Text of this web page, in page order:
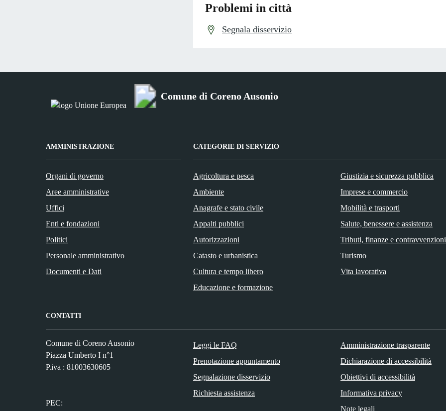
Problemi in città
Segnala disservizio
Comune di Coreno Ausonio
AMMINISTRAZIONE
Organi di governo
Aree amministrative
Uffici
Enti e fondazioni
Politici
Personale amministrativo
Documenti e Dati
CATEGORIE DI SERVIZIO
Agricoltura e pesca
Ambiente
Anagrafe e stato civile
Appalti pubblici
Autorizzazioni
Catasto e urbanistica
Cultura e tempo libero
Educazione e formazione
Giustizia e sicurezza pubblica
Imprese e commercio
Mobilità e trasporti
Salute, benessere e assistenza
Tributi, finanze e contravvenzioni
Turismo
Vita lavorativa
CONTATTI
Comune di Coreno Ausonio
Piazza Umberto I n°1
P.iva : 81003630605
PEC:
Leggi le FAQ
Prenotazione appuntamento
Segnalazione disservizio
Richiesta assistenza
Amministrazione trasparente
Dichiarazione di accessibilità
Obiettivi di accessibilità
Informativa privacy
Note legali